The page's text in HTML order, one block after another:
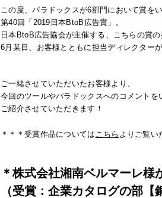
この度、パラドックスが6部門において賞を
第40回「2019日本BtoB広告賞」。
日本BtoB広告協会が主催する、こちらの賞の
6月某日、お客様とともに担当ディレクター
ご一緒させていただいたお客様より、
今回のツールやパラドックスへのコメントを
ご紹介させていただきます！
＊＊＊受賞作品については こちら よりご覧い
＊株式会社湘南ベルマーレ様
（受賞：企業カタログの部